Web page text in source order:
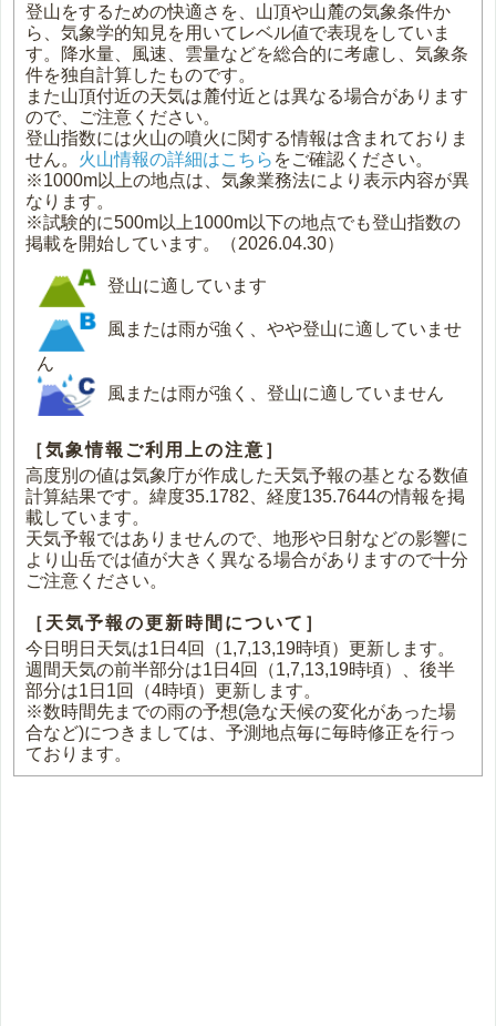
登山をするための快適さを、山頂や山麓の気象条件か
ら、気象学的知見を用いてレベル値で表現をしていま
す。降水量、風速、雲量などを総合的に考慮し、気象条
件を独自計算したものです。
また山頂付近の天気は麓付近とは異なる場合があります
ので、ご注意ください。
登山指数には火山の噴火に関する情報は含まれておりま
せん。 火山情報の詳細はこちら をご確認ください。
※1000m以上の地点は、気象業務法により表示内容が異
なります。
※試験的に500m以上1000m以下の地点でも登山指数の
掲載を開始しています。（2026.04.30）
登山に適しています
風または雨が強く、やや登山に適していませ
ん
風または雨が強く、登山に適していません
［気象情報ご利用上の注意］
高度別の値は気象庁が作成した天気予報の基となる数値
計算結果です。緯度35.1782、経度135.7644の情報を掲
載しています。
天気予報ではありませんので、地形や日射などの影響に
より山岳では値が大きく異なる場合がありますので十分
ご注意ください。
［天気予報の更新時間について］
今日明日天気は1日4回（1,7,13,19時頃）更新します。
週間天気の前半部分は1日4回（1,7,13,19時頃）、後半
部分は1日1回（4時頃）更新します。
※数時間先までの雨の予想(急な天候の変化があった場
合など)につきましては、予測地点毎に毎時修正を行っ
ております。